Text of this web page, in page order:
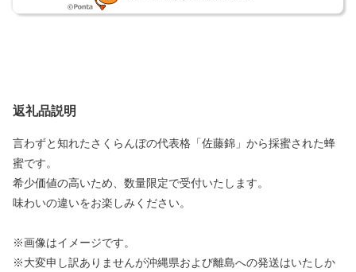
返礼品説明
言わずと知れたさくらんぼの代表格「佐藤錦」から採蜜された蜂
蜜です。
希少価値の高いため、数量限定で受付いたします。
味わいの違いをお楽しみください。
※画像はイメージです。
※大変申し訳ありませんが沖縄県および離島への発送はいたしか